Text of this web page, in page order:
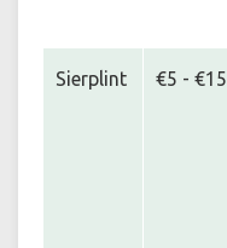
Sierplint €5 - €15